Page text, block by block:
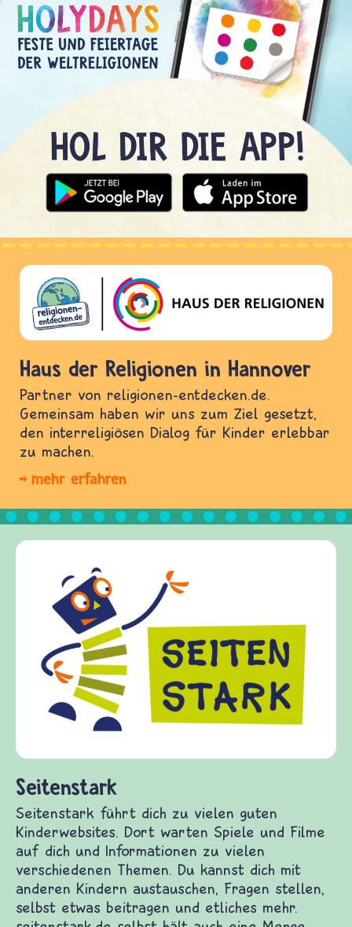
Haus der Religionen in Hannover
Partner von religionen-entdecken.de.
Gemeinsam haben wir uns zum Ziel gesetzt,
den interreligiösen Dialog für Kinder erlebbar
zu machen.
mehr erfahren
vielen guten Kinderwebsites. Dort warten
Frieden Fragen
frieden-fragen.de ist ein
Kinder, Eltern und
Fragen von Krieg und
Gewalt informiert und
diesem Themenbereich
fragen.de bietet
und Frieden, Streit und